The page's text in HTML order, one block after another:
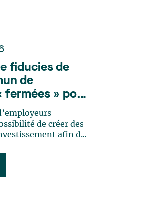
fiducies de
de
fermées » pour
faits par des
l’intermédiaire
de créer des
afin de
géré par
aux